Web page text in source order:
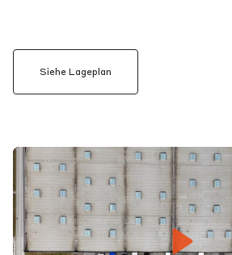
Siehe Lageplan